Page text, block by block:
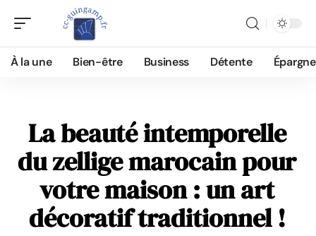
À la une Bien-être Business Détente Épargne
La beauté intemporelle
du zellige marocain pour
votre maison : un art
décoratif traditionnel !